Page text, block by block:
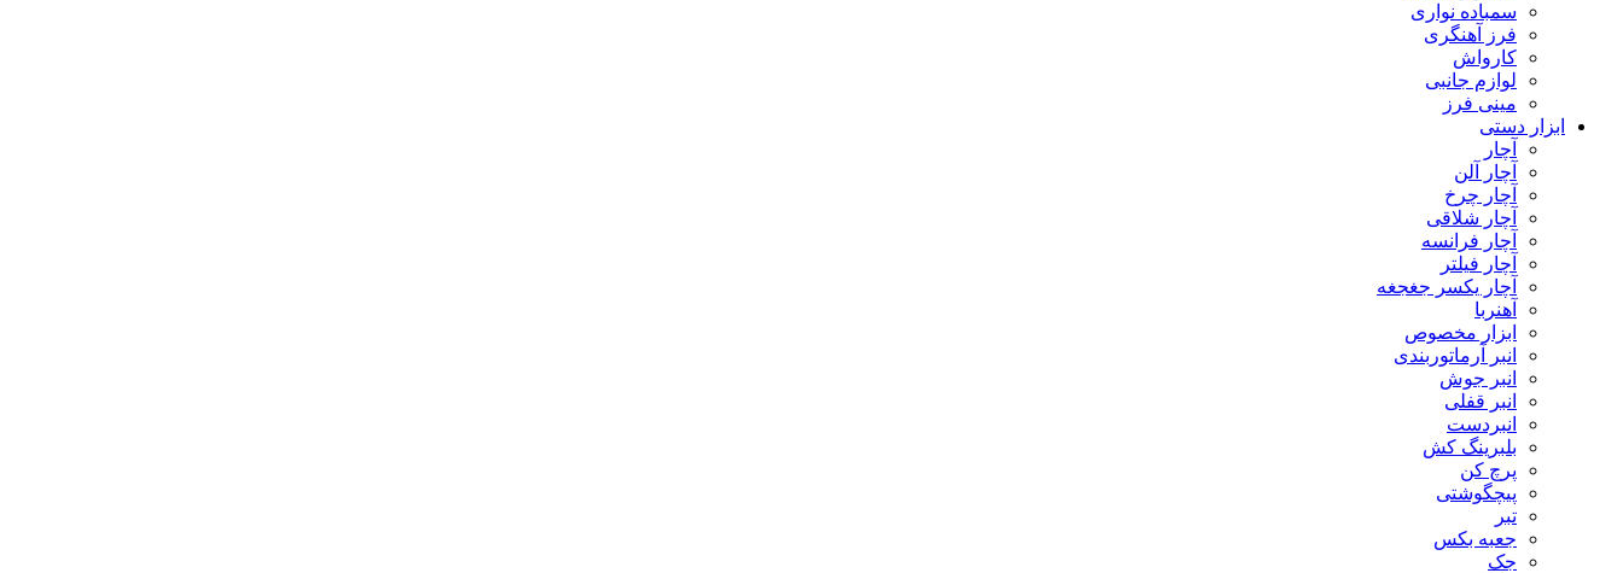
سمباده نواری
فرز آهنگری
کارواش
لوازم جانبی
مینی فرز
ابزار دستی
آچار
آچار آلن
آچار چرخ
آچار شلاقی
آچار فرانسه
آچار فیلتر
آچار یکسر جغجغه
آهنربا
ابزار مخصوص
انبر آرماتوربندی
انبر جوش
انبر قفلی
انبردست
بلبرینگ کش
پرچ کن
پیچگوشتی
تبر
جعبه بکس
جک